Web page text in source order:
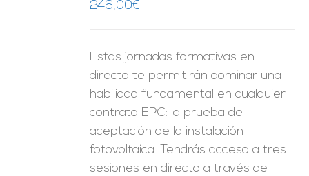
246,00€
Estas jornadas formativas en
directo te permitirán dominar una
habilidad fundamental en cualquier
contrato EPC: la prueba de
aceptación de la instalación
fotovoltaica. Tendrás acceso a tres
sesiones en directo a través de